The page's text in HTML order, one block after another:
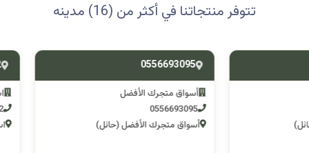
تتوفر منتجاتنا في أكثر من (16) مدينه
متجرك الأفضل
متجرك الأفضل (حائل)
اسوق مكشات جو
اسوق مكشات جو (الرصف)